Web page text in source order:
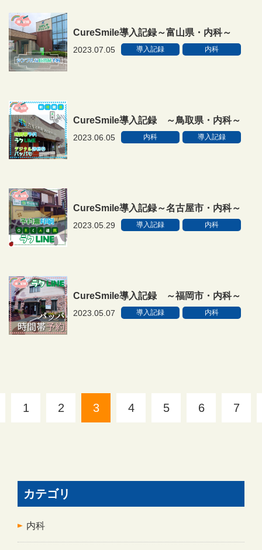
CureSmile導入記録～富山県・内科～
2023.07.05 導入記録 内科
CureSmile導入記録 ～鳥取県・内科～
2023.06.05 内科 導入記録
CureSmile導入記録～名古屋市・内科～
2023.05.29 導入記録 内科
CureSmile導入記録 ～福岡市・内科～
2023.05.07 導入記録 内科
1 2 3 4 5 6 7
カテゴリ
内科